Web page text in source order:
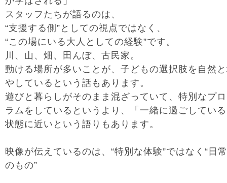
スタッフたちが語るのは、
“支援する側”としての視点ではなく、
“この場にいる大人としての経験”です。
川、山、畑、田んぼ、古民家。
動ける場所が多いことが、子どもの選択肢を自然
やしているという話もあります。
遊びと暮らしがそのまま混ざっていて、特別なプ
ラムをしているというより、「一緒に過ごしてい
状態に近いという語りもあります。
映像が伝えているのは、“特別な体験”ではなく“日
のもの”